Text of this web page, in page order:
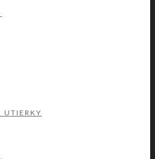
UTIERKY